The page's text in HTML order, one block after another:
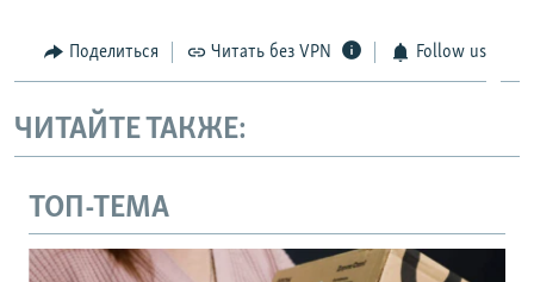
Поделиться Читать без VPN Follow us
ЧИТАЙТЕ ТАКЖЕ:
ТОП-ТЕМА